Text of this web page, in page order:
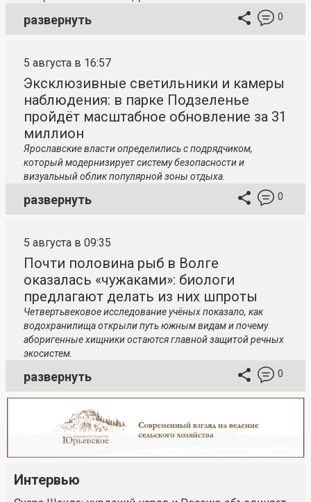
развернуть 0
5 августа в 16:57
Эксклюзивные светильники и камеры
наблюдения: в парке Подзеленье
пройдёт масштабное обновление за 31
миллион
Ярославские власти определились с подрядчиком,
который модернизирует систему безопасности и
визуальный облик популярной зоны отдыха.
развернуть 0
5 августа в 09:35
Почти половина рыб в Волге
оказалась «чужаками»: биологи
предлагают делать из них шпроты
Четвертьвековое исследование учёных показало, как
водохранилища открыли путь южным видам и почему
аборигенные хищники остаются главной защитой речных
экосистем.
развернуть 0
Интервью